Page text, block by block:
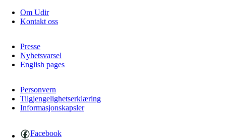
Om Udir
Kontakt oss
Presse
Nyhetsvarsel
English pages
Personvern
Tilgjengelighetserklæring
Informasjonskapsler
Facebook